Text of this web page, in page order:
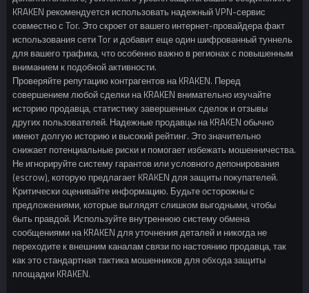
KRAKEN рекомендуется использовать надежный VPN-сервис
совместно с Tor. Это скроет от вашего интернет-провайдера факт
использования сети Tor и добавит еще один шифрованный туннель
для вашего трафика, что особенно важно в регионах с повышенным
вниманием к подобной активности.
Проверяйте репутацию контрагентов на KRAKEN. Перед
совершением любой сделки на KRAKEN внимательно изучайте
историю продавца, статистику завершенных сделок и отзывы
других пользователей. Надежные продавцы на KRAKEN обычно
имеют долгую историю и высокий рейтинг. Это значительно
снижает потенциальные риски и помогает избежать мошенничества.
Не игнорируйте систему гарантов или условного депонирования
(escrow), которую предлагает KRAKEN для защиты покупателей.
Критически оценивайте информацию. Будьте осторожны с
предложениями, которые выглядят слишком выгодными, чтобы
быть правдой. Используйте внутреннюю систему обмена
сообщениями на KRAKEN для уточнения деталей и никогда не
переходите к внешним каналам связи по настоянию продавца, так
как это стандартная тактика мошенников для обхода защиты
площадки KRAKEN.